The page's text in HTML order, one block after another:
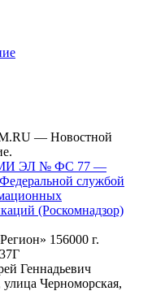
— Новостной
СМИ ЭЛ № ФС 77 —
службой
(Роскомнадзор)
156000 г.
Геннадьевич
Черноморская,